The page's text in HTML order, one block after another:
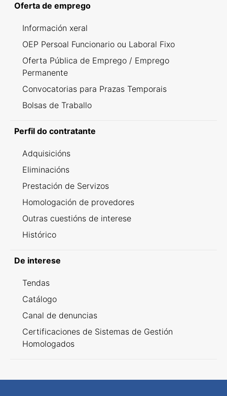
Oferta de emprego
Información xeral
OEP Persoal Funcionario ou Laboral Fixo
Oferta Pública de Emprego / Emprego
Permanente
Convocatorias para Prazas Temporais
Bolsas de Traballo
Perfil do contratante
Adquisicións
Eliminacións
Prestación de Servizos
Homologación de provedores
Outras cuestións de interese
Histórico
De interese
Tendas
Catálogo
Canal de denuncias
Certificaciones de Sistemas de Gestión
Homologados